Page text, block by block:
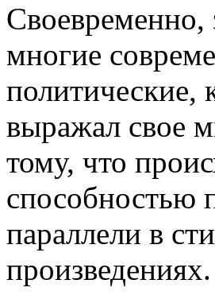
Своевременно,
многие
политические,
выражал свое
тому, что
способностью
параллели в
произведениях.